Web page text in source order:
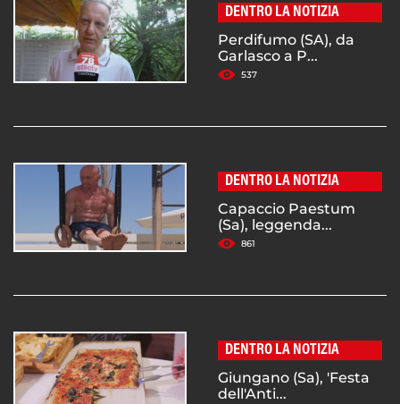
DENTRO LA NOTIZIA
Perdifumo (SA), da
Garlasco a P...
537
DENTRO LA NOTIZIA
Capaccio Paestum
(Sa), leggenda...
861
DENTRO LA NOTIZIA
Giungano (Sa), 'Festa
dell'Anti...